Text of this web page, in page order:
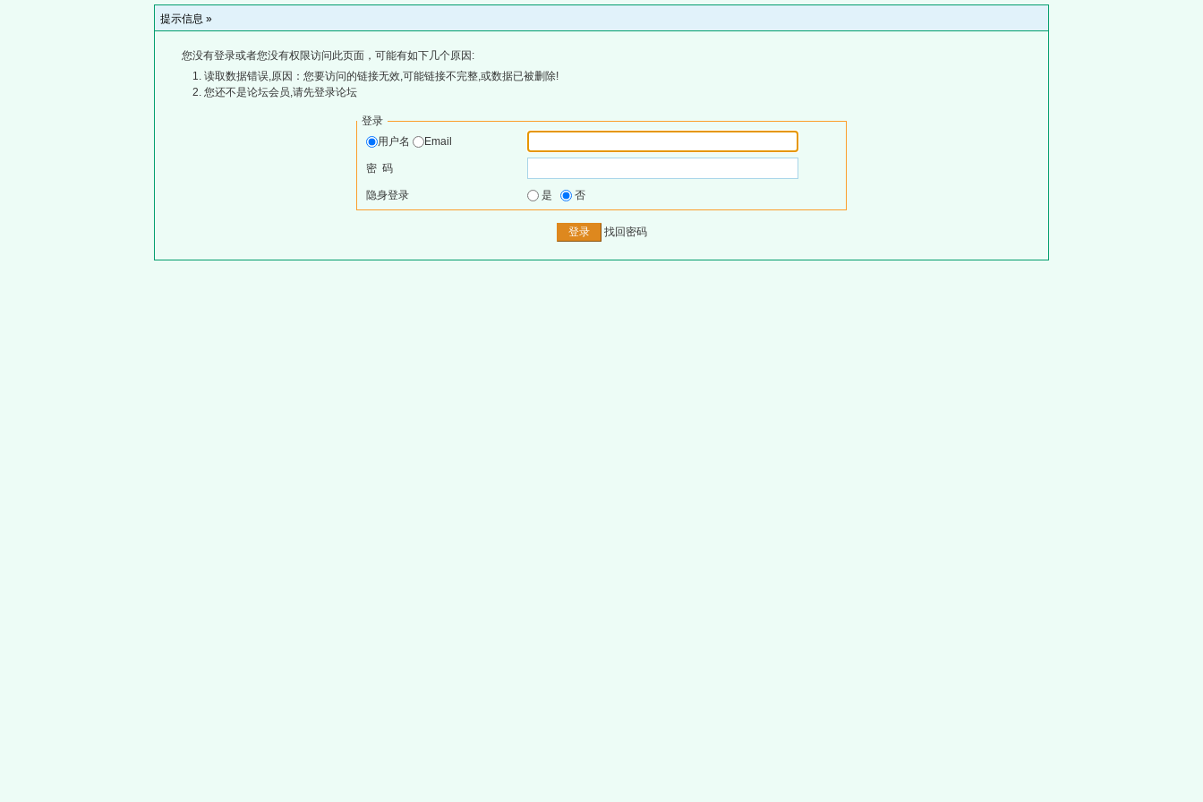
提示信息 »
您没有登录或者您没有权限访问此页面，可能有如下几个原因:
读取数据错误,原因：您要访问的链接无效,可能链接不完整,或数据已被删除!
您还不是论坛会员,请先登录论坛
登录
用户名
Email
密 码
隐身登录 是 否
找回密码